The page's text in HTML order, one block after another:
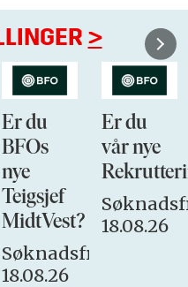
>
Er du
BFOs
nye
Teigsjef
MidtVest?
Søknadsfrist:
18.08.26
Er du
vår nye
18.08.26